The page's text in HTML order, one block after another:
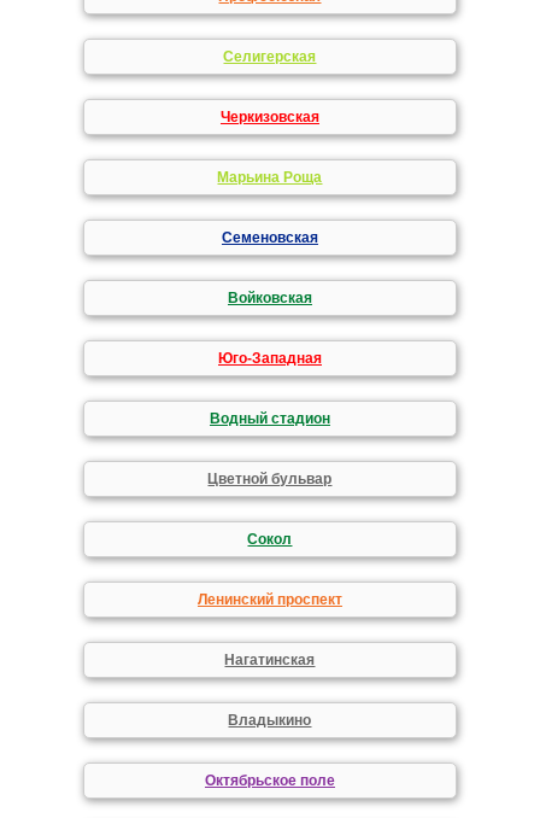
Селигерская
Черкизовская
Марьина Роща
Семеновская
Войковская
Юго-Западная
Водный стадион
Цветной бульвар
Сокол
Ленинский проспект
Нагатинская
Владыкино
Октябрьское поле